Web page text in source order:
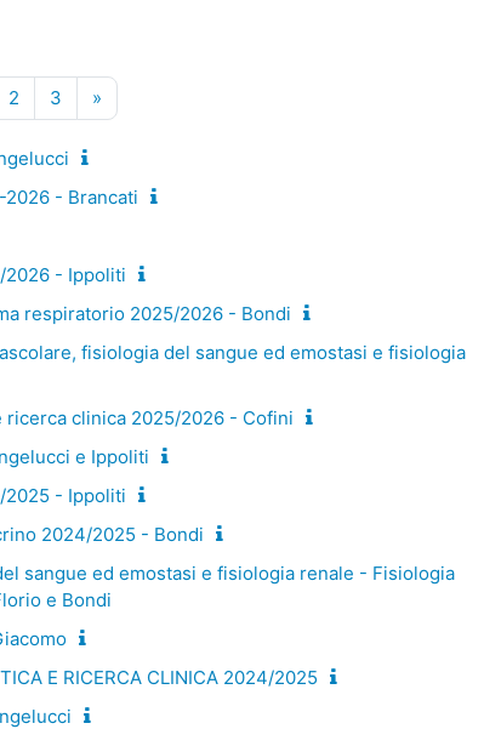
1
2Pagina 2
3Pagina 3
»Pagina successiva
2026 - Brancati
2026 - Ippoliti
respiratorio 2025/2026 - Bondi
fisiologia del sangue ed emostasi e fisiologia
ricerca clinica 2025/2026 - Cofini
e Ippoliti
2025 - Ippoliti
2024/2025 - Bondi
sangue ed emostasi e fisiologia renale - Fisiologia
e Bondi
E RICERCA CLINICA 2024/2025